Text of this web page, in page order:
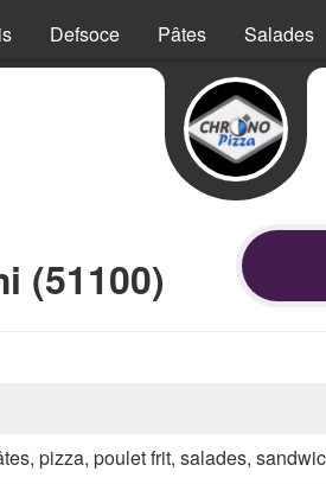
Defsoce Pâtes Salades
(51100)
pizza, poulet frit, salades,